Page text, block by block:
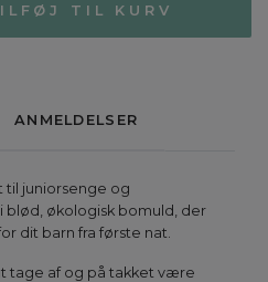
TIL KURV
ANMELDELSER
til juniorsenge og
blød, økologisk bomuld, der
dit barn fra første nat.
tage af og på takket være